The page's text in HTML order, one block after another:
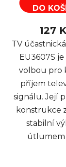
DO
127
TV
EU3607S
volbou pro
příjem
signálu. Její
konstrukce
stabilní
útlumem